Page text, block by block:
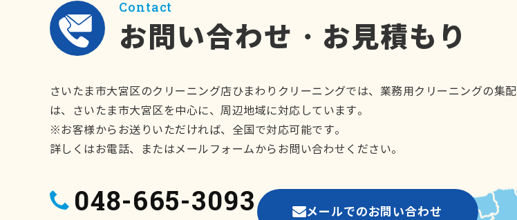
Contact
お問い合わせ・お見積もり
さいたま市大宮区のクリーニング店ひまわりクリーニングでは、業務用クリーニングの集配
は、さいたま市大宮区を中心に、周辺地域に対応しています。
※お客様からお送りいただければ、全国で対応可能です。
詳しくはお電話、またはメールフォームからお問い合わせください。
048-665-3093 メールでのお問い合わせ